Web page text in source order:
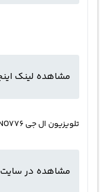
مشاهده لینک
تلویزیون ال جی 65NANO776 مدل 65 اینچ
مشاهده در